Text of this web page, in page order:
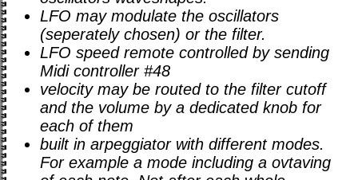
LFO may modulate the oscillators
(seperately chosen) or the filter.
LFO speed remote controlled by sending
Midi controller #48
velocity may be routed to the filter cutoff
and the volume by a dedicated knob for
each of them
built in arpeggiator with different modes.
For example a mode including a ovtaving